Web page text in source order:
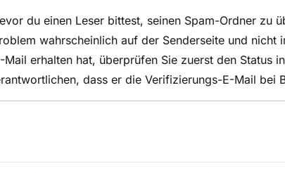
du einen Leser bittest, seinen Spam-Ordner zu
wahrscheinlich auf der Senderseite und nicht
erhalten hat, überprüfen Sie zuerst den Status
dass er die Verifizierungs-E-Mail bei